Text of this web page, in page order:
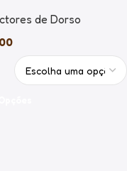
de Dorso